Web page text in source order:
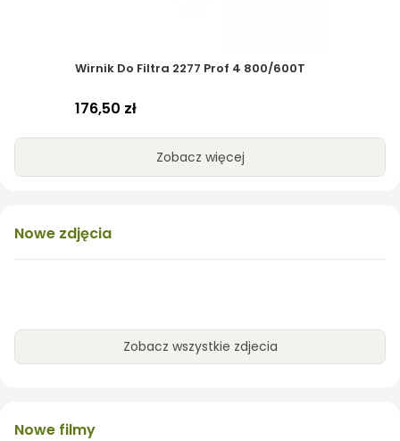
Prodac Woreczek Na Wkłady Oem
11,00 zł
Zobacz więcej
Nowe zdjęcia
Zobacz wszystkie zdjecia
Nowe filmy